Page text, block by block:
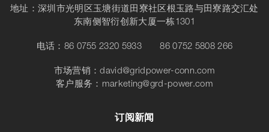
地址：深圳市光明区玉塘街道田寮社区根玉路与田寮路交汇处
东南侧智衍创新大厦一栋1301
电话： 86 0755 2320 5933 86 0752 5808 266
市场营销：david@gridpower-conn.com
客户服务： marketing@grd-power.com
订阅新闻